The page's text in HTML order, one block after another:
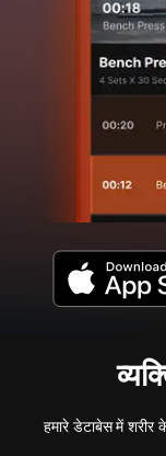
हमारे डेटाबेस में शरीर